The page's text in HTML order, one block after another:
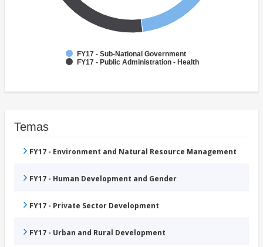
FY17 - Sub-National Government
FY17 - Public Administration - Health
Temas
FY17 - Environment and Natural Resource Management
FY17 - Human Development and Gender
FY17 - Private Sector Development
FY17 - Urban and Rural Development